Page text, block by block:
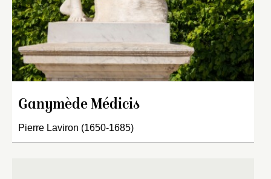
Ganymède Médicis
Pierre Laviron (1650-1685)